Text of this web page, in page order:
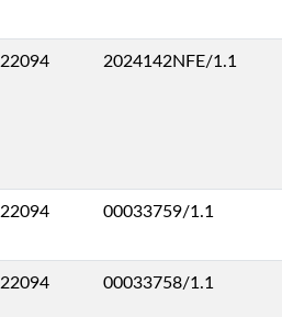
22094 2024142NFE/1.1
22094 00033759/1.1
22094 00033758/1.1